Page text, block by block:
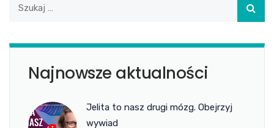
Najnowsze aktualności
Jelita to nasz drugi mózg. Obejrzyj
wywiad